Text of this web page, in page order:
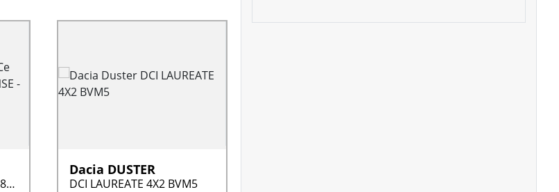
1.2 TCE ENERGY EDC6 118 CH INTENSE - GARANTIE 6 MOIS
Dacia DUSTER
DCI LAUREATE 4X2 BVM5